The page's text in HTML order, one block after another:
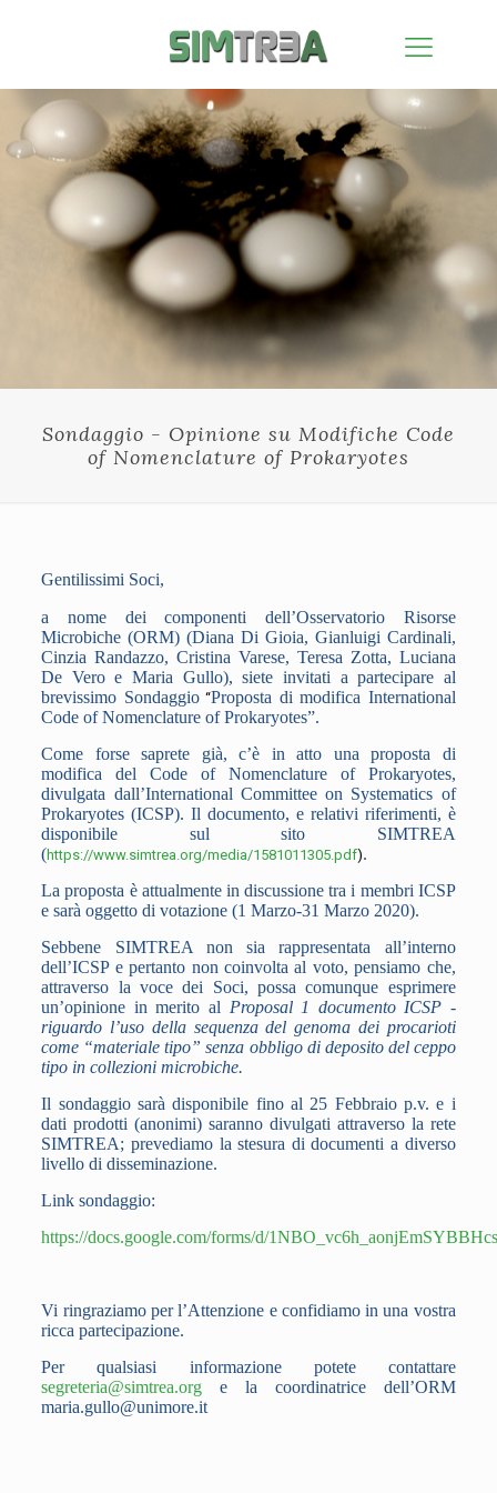
Sondaggio - Opinione su Modifiche Code
of Nomenclature of Prokaryotes
Gentilissimi Soci,
a nome dei componenti dell’Osservatorio Risorse
Microbiche (ORM) (Diana Di Gioia, Gianluigi Cardinali,
Cinzia Randazzo, Cristina Varese, Teresa Zotta, Luciana
De Vero e Maria Gullo), siete invitati a partecipare al
brevissimo Sondaggio“Proposta di modifica International
Code of Nomenclature of Prokaryotes”.
Come forse saprete già, c’è in atto una proposta di
modifica del Code of Nomenclature of Prokaryotes,
divulgata dall’International Committee on Systematics of
Prokaryotes (ICSP). Il documento, e relativi riferimenti, è
disponibile sul sito SIMTREA
(https://www.simtrea.org/media/1581011305.pdf).
La proposta è attualmente in discussione tra i membri ICSP
e sarà oggetto di votazione (1 Marzo-31 Marzo 2020).
Sebbene SIMTREA non sia rappresentata all’interno
dell’ICSP e pertanto non coinvolta al voto, pensiamo che,
attraverso la voce dei Soci, possa comunque esprimere
un’opinione in merito al Proposal 1 documento ICSP -
riguardo l’uso della sequenza del genoma dei procarioti
come “materiale tipo” senza obbligo di deposito del ceppo
tipo in collezioni microbiche.
Il sondaggio sarà disponibile fino al 25 Febbraio p.v. e i
dati prodotti (anonimi) saranno divulgati attraverso la rete
SIMTREA; prevediamo la stesura di documenti a diverso
livello di disseminazione.
Link sondaggio:
https://docs.google.com/forms/d/
Vi ringraziamo per l’Attenzione e confidiamo in una vostra
ricca partecipazione.
Per qualsiasi informazione potete contattare
segreteria@simtrea.org e la coordinatrice dell’ORM
maria.gullo@unimore.it